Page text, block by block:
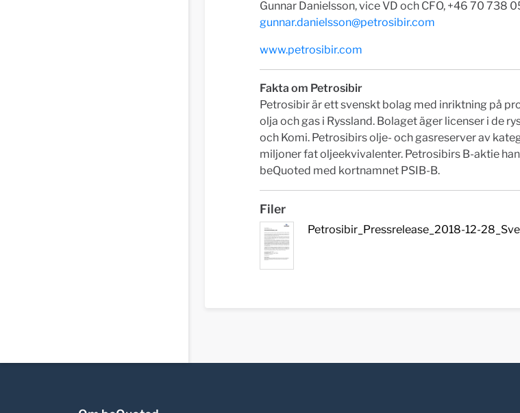
Gunnar Danielsson, vice VD och CFO, +46 70 738
gunnar.danielsson@petrosibir.com
www.petrosibir.com
Fakta om Petrosibir
Petrosibir är ett svenskt bolag med inriktning på
olja och gas i Ryssland. Bolaget äger licenser i de
och Komi. Petrosibirs olje- och gasreserver av
miljoner fat oljeekvivalenter. Petrosibirs B-aktie
beQuoted med kortnamnet PSIB-B.
Filer
Petrosibir_Pressrelease_2018-12-